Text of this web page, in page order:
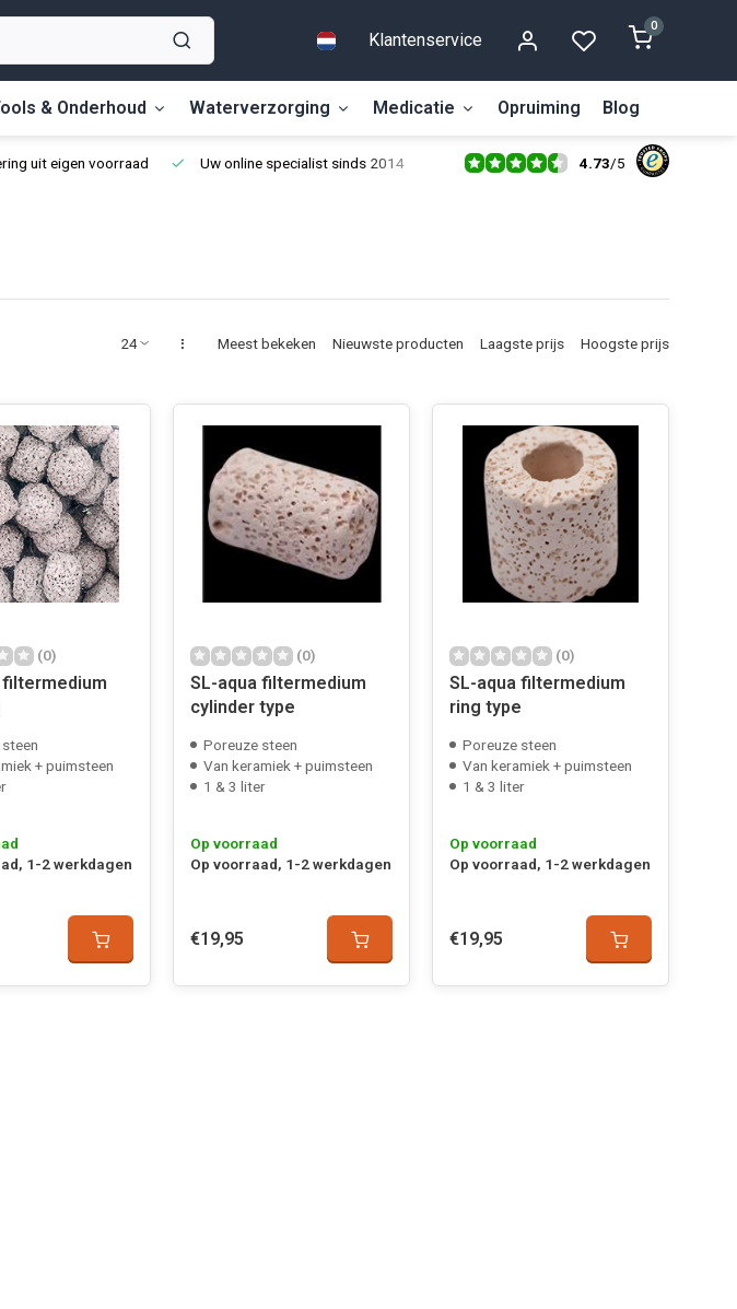
Klantenservice
0
& Onderhoud Waterverzorging Medicatie Opruiming Blog
uit eigen voorraad Uw online specialist sinds 2014 4.73/5
Meest bekeken Nieuwste producten Laagste prijs Hoogste prijs
(0)
filtermedium
+ puimsteen
1-2 werkdagen
(0)
SL-aqua filtermedium
cylinder type
Poreuze steen
Van keramiek + puimsteen
1 & 3 liter
Op voorraad
Op voorraad, 1-2 werkdagen
€19,95
(0)
SL-aqua filtermedium
ring type
Poreuze steen
Van keramiek + puimsteen
1 & 3 liter
Op voorraad
Op voorraad, 1-2 werkdagen
€19,95